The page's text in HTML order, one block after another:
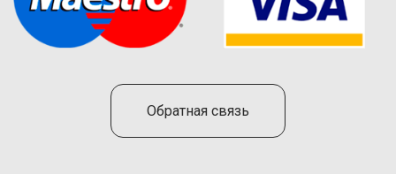
Обратная связь